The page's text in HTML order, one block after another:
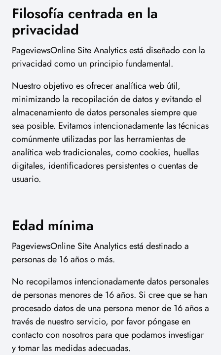
Filosofía centrada en la
privacidad
PageviewsOnline Site Analytics está diseñado con la
privacidad como un principio fundamental.
Nuestro objetivo es ofrecer analítica web útil,
minimizando la recopilación de datos y evitando el
almacenamiento de datos personales siempre que
sea posible. Evitamos intencionadamente las técnicas
comúnmente utilizadas por las herramientas de
analítica web tradicionales, como cookies, huellas
digitales, identificadores persistentes o cuentas de
usuario.
Edad mínima
PageviewsOnline Site Analytics está destinado a
personas de 16 años o más.
No recopilamos intencionadamente datos personales
de personas menores de 16 años. Si cree que se han
procesado datos de una persona menor de 16 años a
través de nuestro servicio, por favor póngase en
contacto con nosotros para que podamos investigar
y tomar las medidas adecuadas.